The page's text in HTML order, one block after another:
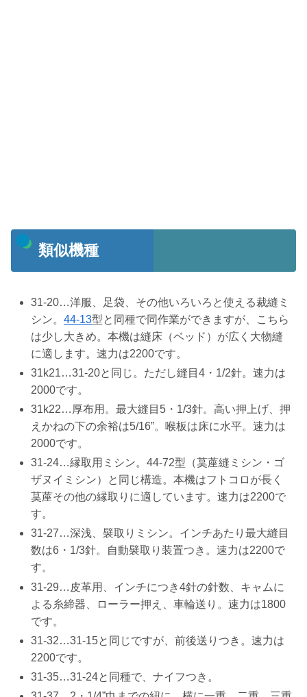
類似機種
31-20…洋服、足袋、その他いろいろと使える裁縫ミ
シン。44-13型と同種で同作業ができますが、こちら
は少し大きめ。本機は縫床（ベッド）が広く大物縫
に適します。速力は2200です。
31k21…31-20と同じ。ただし縫目4・1/2針。速力は
2000です。
31k22…厚布用。最大縫目5・1/3針。高い押上げ、押
えかねの下の余裕は5/16”。喉板は床に水平。速力は
2000です。
31-24…縁取用ミシン。44-72型（茣蓙縫ミシン・ゴ
ザヌイミシン）と同じ構造。本機はフトコロが長く
茣蓙その他の縁取りに適しています。速力は2200で
す。
31-27…深浅、襞取りミシン。インチあたり最大縫目
数は6・1/3針。自動襞取り装置つき。速力は2200で
す。
31-29…皮革用、インチにつき4針の針数、キャムに
よる糸締器、ローラー押え、車輪送り。速力は1800
です。
31-32…31-15と同じですが、前後送りつき。速力は
2200です。
31-35…31-24と同種で、ナイフつき。